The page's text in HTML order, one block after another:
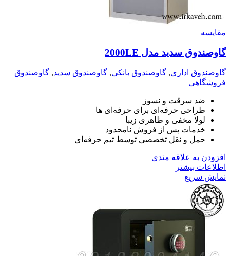
مقايسه
گاوصندوق سدید مدل 2000LE
گاوصندوق اداری, گاوصندوق بانکی, گاوصندوق سدید, گاوصندوق
فروشگاهی
ضد سرقت و نسوز
طراحی حرفه‌ای برای حرفه‌ای ها
لولا مخفی و ظاهری زیبا
خدمات پس از فروش نامحدود
حمل و نقل تخصصی توسط تیم حرفه‌ای
افزودن به علاقه مندی
اطلاعات بیشتر
نمایش سریع